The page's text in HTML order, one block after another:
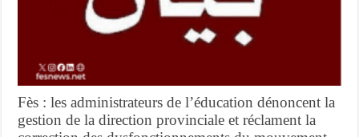
Fès : les administrateurs de l’éducation dénoncent la
gestion de la direction provinciale et réclament la